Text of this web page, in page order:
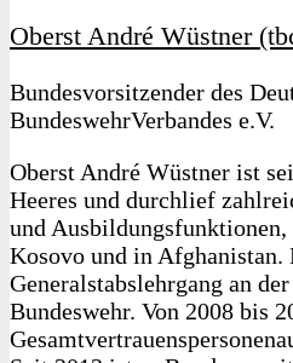
Oberst André Wüstner
Bundesvorsitzender des
BundeswehrVerbandes e.V.
Oberst André Wüstner ist
Heeres und durchlief
und Ausbildungsfunktionen,
Kosovo und in Afghanistan.
Generalstabslehrgang an
Bundeswehr. Von 2008 bis